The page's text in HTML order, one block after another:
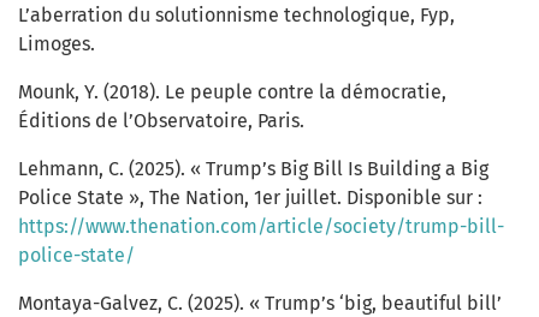
L’aberration du solutionnisme technologique, Fyp,
Limoges.
Mounk, Y. (2018). Le peuple contre la démocratie,
Éditions de l’Observatoire, Paris.
Lehmann, C. (2025). « Trump’s Big Bill Is Building a Big
Police State », The Nation, 1er juillet. Disponible sur :
https://www.thenation.com/article/society/trump-bill-
police-state/
Montaya-Galvez, C. (2025). « Trump’s ‘big, beautiful bill’